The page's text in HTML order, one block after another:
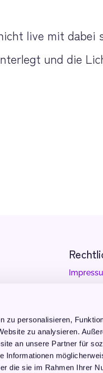
zu personalisieren,
zu analysieren.
an unsere Partner für
Informationen
die sie im Rahmen Ihrer
live mit dabei
und die
AGBs